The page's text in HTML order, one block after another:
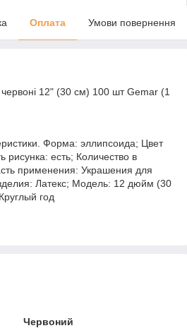
Оплата Умови повернення
червоні 12" (30 см) 100 шт Gemar (1
Форма: эллипсоида; Цвет
рисунка: есть; Количество в
применения: Украшения для
Латекс; Модель: 12 дюйм (30
год
Червоний